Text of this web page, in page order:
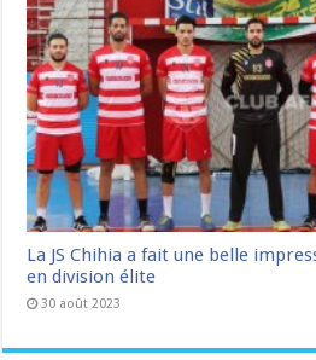
La JS Chihia a fait une belle
en division élite
30 août 2023